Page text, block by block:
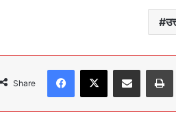
Share